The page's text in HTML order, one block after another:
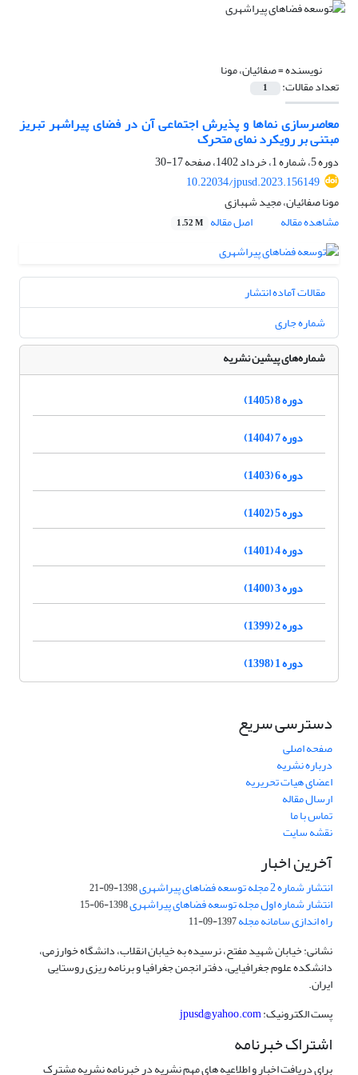
نویسنده =صفائیان، مونا
تعداد مقالات: 1
معاصرسازی نماها و پذیرش اجتماعی آن در فضای پیراشهر تبریز
مبتنی بر رویکرد نمای متحرک
دوره 5، شماره 1، خرداد 1402، صفحه
17-30
10.22034/jpusd.2023.156149
مونا صفائیان، مجید شهبازی
مشاهده مقاله
اصل مقاله 1.52 M
مقالات آماده انتشار
شماره جاری
شماره‌های پیشین نشریه
دوره 8 (1405)
دوره 7 (1404)
دوره 6 (1403)
دوره 5 (1402)
دوره 4 (1401)
دوره 3 (1400)
دوره 2 (1399)
دوره 1 (1398)
دسترسی سریع
صفحه اصلی
درباره نشریه
اعضای هیات تحریریه
ارسال مقاله
تماس با ما
نقشه سایت
آخرین اخبار
انتشار شماره 2 مجله توسعه فضاهای پیراشهری 1398-09-21
انتشار شماره اول مجله توسعه فضاهای پیراشهری1398-06-15
راه اندازی سامانه مجله1397-09-11
نشانی: خیابان شهید مفتح، نرسیده به خیابان انقلاب، دانشگاه خوارزمی،
دانشکده علوم جغرافیایی، دفتر انجمن جغرافیا و برنامه ریزی روستایی
ایران.
پست الکترونیک:jpusd@yahoo.com
اشتراک خبرنامه
برای دریافت اخبار و اطلاعیه های مهم نشریه در خبرنامه نشریه مشترک